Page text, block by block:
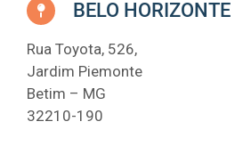
BELO HORIZONTE
Rua Toyota, 526,
Jardim Piemonte
Betim – MG
32210-190